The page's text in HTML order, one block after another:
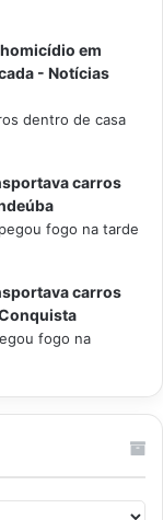
em
- Notícias
dentro de casa
carros
fogo na tarde
carros
fogo na